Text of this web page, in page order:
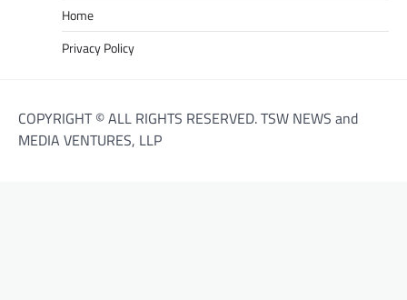
Home
Privacy Policy
COPYRIGHT © ALL RIGHTS RESERVED. TSW NEWS and
MEDIA VENTURES, LLP